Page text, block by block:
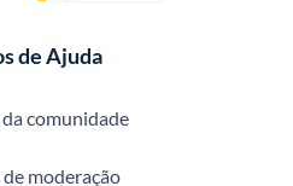
de Ajuda
comunidade
moderação